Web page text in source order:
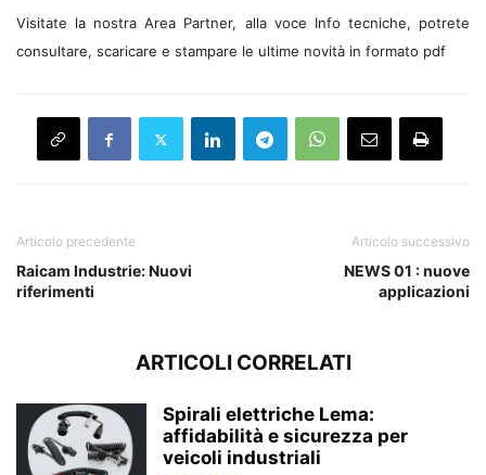
Visitate la nostra Area Partner, alla voce Info tecniche, potrete
consultare, scaricare e stampare le ultime novità in formato pdf
Articolo precedente
Raicam Industrie: Nuovi
riferimenti
Articolo successivo
NEWS 01 : nuove
applicazioni
ARTICOLI CORRELATI
Spirali elettriche Lema:
affidabilità e sicurezza per
veicoli industriali